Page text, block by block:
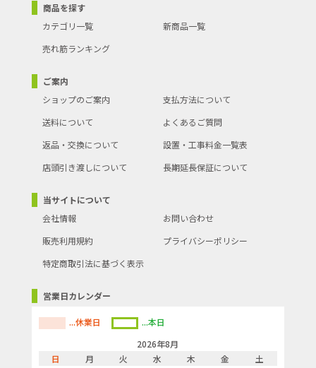
商品を探す
カテゴリ一覧
新商品一覧
売れ筋ランキング
ご案内
ショップのご案内
支払方法について
送料について
よくあるご質問
返品・交換について
設置・工事料金一覧表
店頭引き渡しについて
長期延長保証について
当サイトについて
会社情報
お問い合わせ
販売利用規約
プライバシーポリシー
特定商取引法に基づく表示
営業日カレンダー
...休業日
...本日
2026年8月
日
月 火 水 木 金
土